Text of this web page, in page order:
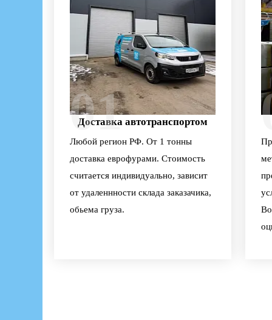
01
Доставка автотранспортом
Любой регион РФ. От 1 тонны
доставка еврофурами. Стоимость
считается индивидуально, зависит
от удаленнности склада заказачика,
обьема груза.